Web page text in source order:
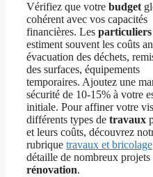
Vérifiez que votre budget
cohérent avec vos capacités
financières. Les particuliers
estiment souvent les coûts
évacuation des déchets,
des surfaces, équipements
temporaires. Ajoutez une
sécurité de 10-15% à votre
initiale. Pour affiner votre
différents types de travaux
et leurs coûts, découvrez
rubrique travaux et bricolage
détaille de nombreux projets
rénovation.